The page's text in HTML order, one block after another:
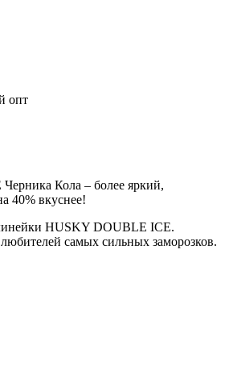
опт
Кола – более яркий,
40% вкуснее!
HUSKY DOUBLE ICE.
самых сильных заморозков.